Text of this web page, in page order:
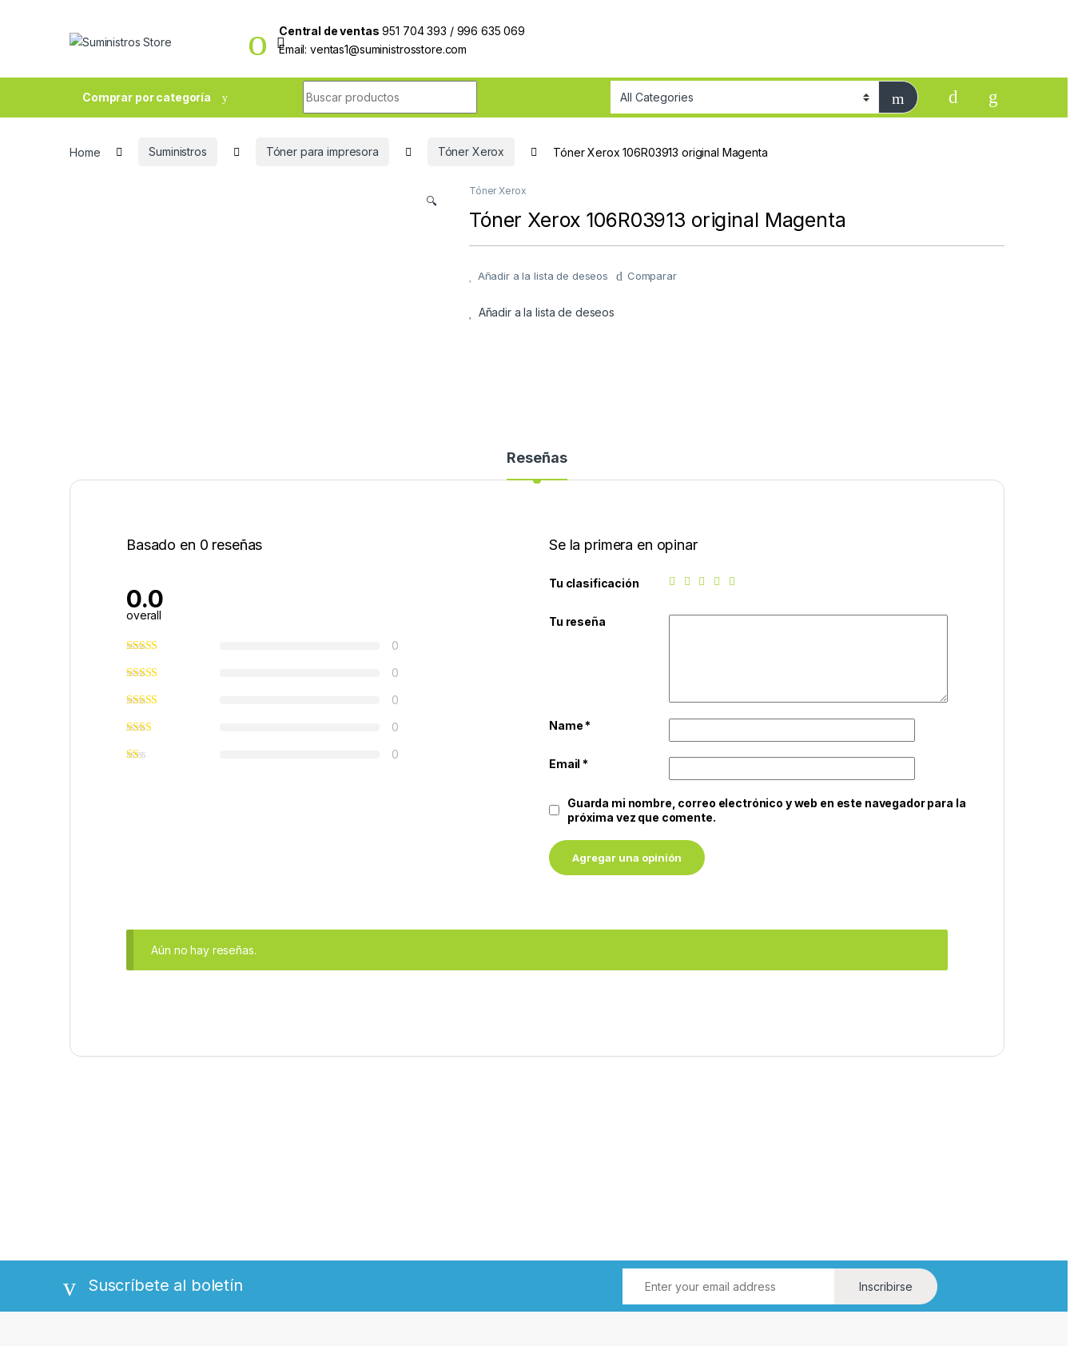
Central de ventas 951 704 393 / 996 635 069
Email: ventas1@suministrosstore.com
Comprar por categoría
Home Suministros Tóner para impresora Tóner Xerox Tóner Xerox 106R03913 original Magenta
🔍
Tóner Xerox
Tóner Xerox 106R03913 original Magenta
Añadir a la lista de deseos Comparar
Añadir a la lista de deseos
Reseñas
Basado en 0 reseñas
0.0
overall
0
0
0
0
0
Se la primera en opinar
Tu clasificación
Tu reseña
Name*
Email*
Guarda mi nombre, correo electrónico y web en este navegador para la
próxima vez que comente.
Aún no hay reseñas.
Suscríbete al boletín Inscribirse